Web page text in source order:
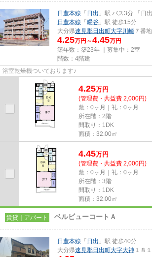
日豊本線 「 日出 」駅 バス3分 「日
日豊本線 「 暘谷 」駅 徒歩15分
大分県速見郡日出町大字川崎 ７番
4.25万円～4.45万円
築年数：築23年 ｜募集中： 2室
階数：4階建
浴室乾燥機ついております♪
4.25万円
(管理費・共益費 2,000円)
敷：0ヶ月｜礼：0ヶ月
所在階：2階
間取り：1DK
面積：32.00㎡
4.45万円
(管理費・共益費 2,000円)
敷：0ヶ月｜礼：0ヶ月
所在階：3階
間取り：1DK
面積：32.00㎡
賃貸｜アパート ベルビューコートＡ
日豊本線 「 日出 」駅 徒歩40分
大分県速見郡日出町大字大神 １８